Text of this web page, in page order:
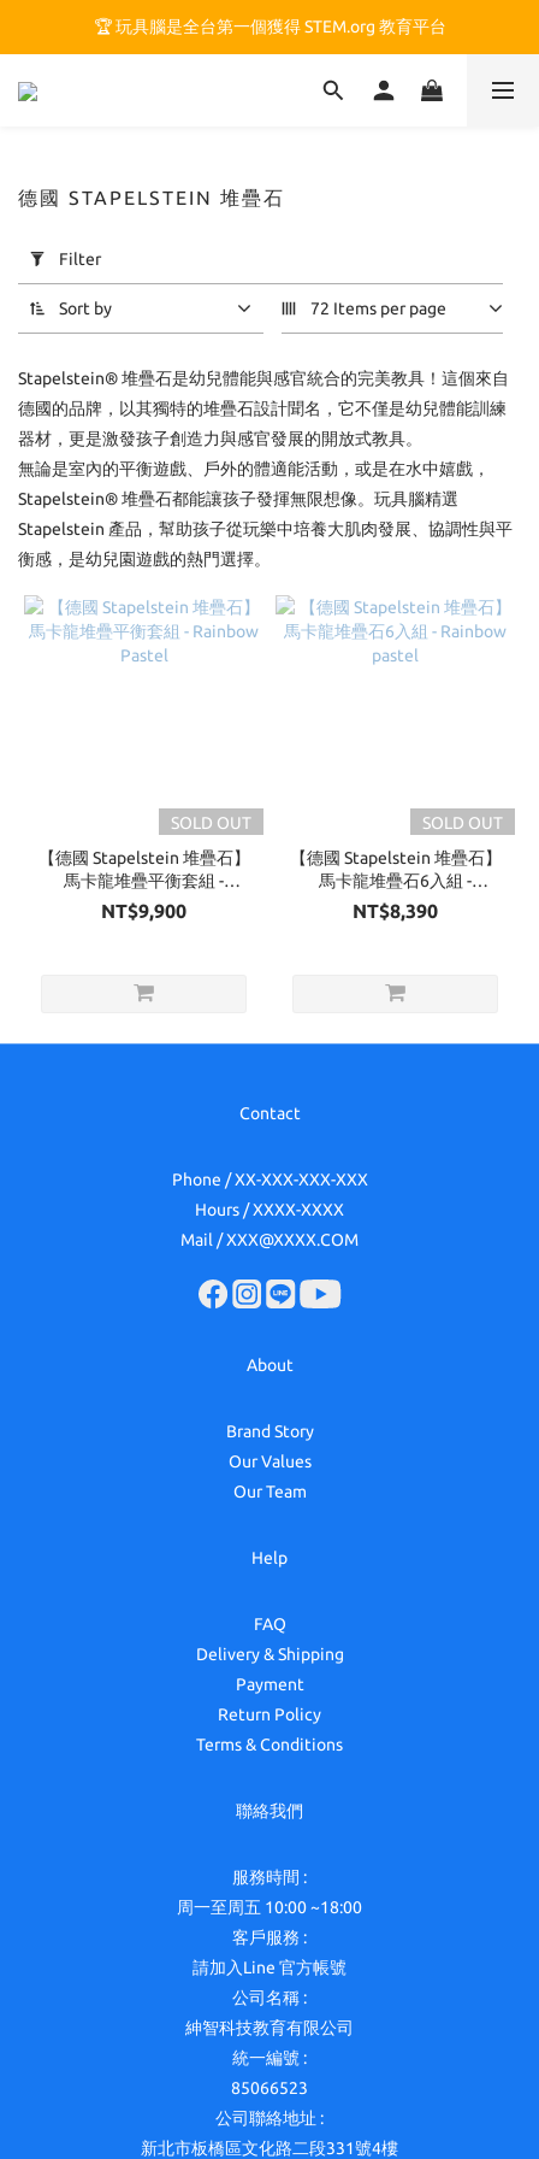
🏆 玩具腦是全台第一個獲得 STEM.org 教育平台
🏆 玩具腦是全台第一個獲得 STEM.org 教育平台
🍎 玩具腦最特別的 VIP 制度 👉
Filter
(0/20)
Range
(NT$)
~
德國
Stapelstein
德國 STAPELSTEIN 堆疊石
Filter
Sort by 72 Items per page
Stapelstein® 堆疊石是幼兒體能與感官統合的完美教具！這個來自
德國的品牌，以其獨特的堆疊石設計聞名，它不僅是幼兒體能訓練
器材，更是激發孩子創造力與感官發展的開放式教具。
無論是室內的平衡遊戲、戶外的體適能活動，或是在水中嬉戲，
Stapelstein® 堆疊石都能讓孩子發揮無限想像。玩具腦精選
Stapelstein 產品，幫助孩子從玩樂中培養大肌肉發展、協調性與平
衡感，是幼兒園遊戲的熱門選擇。
SOLD OUT
【德國 Stapelstein 堆疊石】
馬卡龍堆疊平衡套組 -
Rainbow Pastel
NT$9,900
SOLD OUT
【德國 Stapelstein 堆疊石】
馬卡龍堆疊石6入組 -
Rainbow pastel
NT$8,390
Contact
Phone / XX-XXX-XXX-XXX
Hours / XXXX-XXXX
Mail / XXX@XXXX.COM
About
Brand Story
Our Values
Our Team
Help
FAQ
Delivery & Shipping
Payment
Return Policy
Terms & Conditions
聯絡我們
服務時間 :
周一至周五 10:00 ~18:00
客戶服務 :
請加入Line 官方帳號
公司名稱 :
紳智科技教育有限公司
統一編號 :
85066523
公司聯絡地址 :
新北市板橋區文化路二段331號4樓